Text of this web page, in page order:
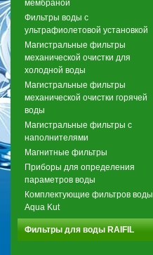
мембраной
Фильтры воды с
ультрафиолетовой установкой
Магистральные фильтры
механической очистки для
холодной воды
Магистральные фильтры
механической очистки горячей
воды
Магистральные фильтры с
наполнителями
Магнитные фильтры
Приборы для определения
параметров воды
Комплектующие фильтров воды
Aqua Kut
Фильтры для воды RAIFIL